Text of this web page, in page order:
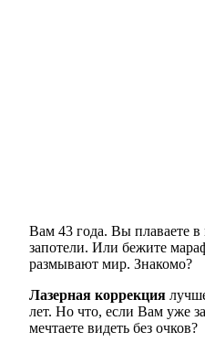
Вам 43 года. Вы плаваете в
запотели. Или бежите
размывают мир. Знакомо?
Лазерная коррекция
лет. Но что, если Вам уже
мечтаете видеть без очков?